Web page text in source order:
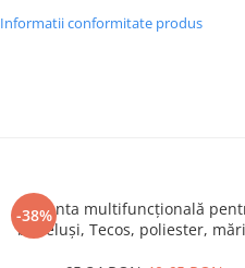
Informatii conformitate produs
-38%
Geanta multifuncțională
bebeluși, Tecos, poliester,